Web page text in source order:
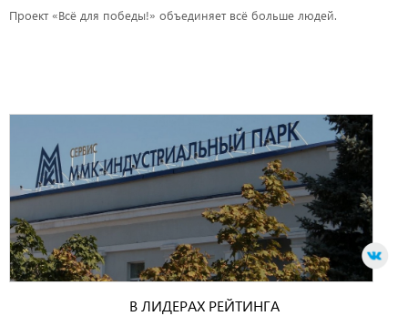
Проект «Всё для победы!» объединяет всё больше людей.
В ЛИДЕРАХ РЕЙТИНГА